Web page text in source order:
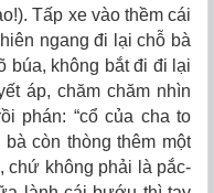
Tấp xe vào thềm cái
ngang đi lại chỗ bà
búa, không bắt đi đi lại
áp, chăm chăm nhìn
phán: “cổ của cha to
còn thòng thêm một
chứ không phải là pắc-